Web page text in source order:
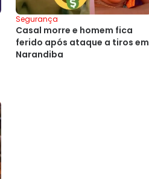
Segurança
Casal morre e homem fica
ferido após ataque a tiros em
Narandiba